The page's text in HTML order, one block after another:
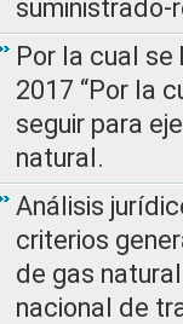
Por la cual se
2017 “Por la
seguir para
natural.
Análisis
criterios
de gas
nacional de